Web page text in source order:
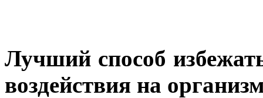
Лучший способ
воздействия на